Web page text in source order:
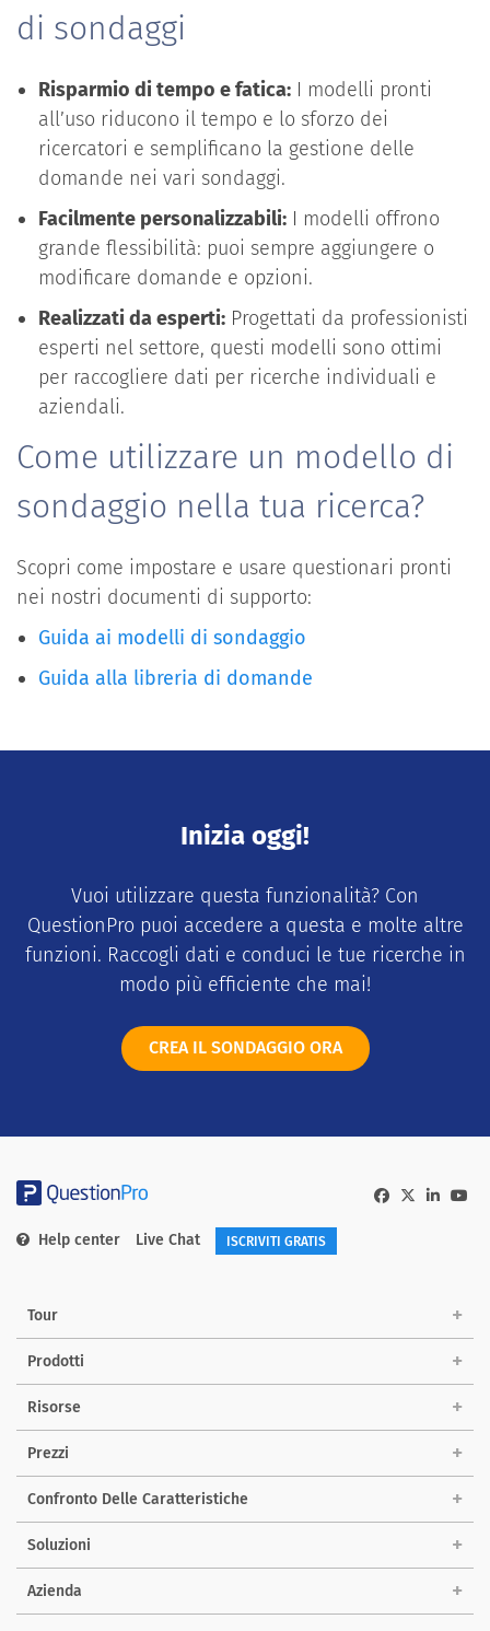
di sondaggi
Risparmio di tempo e fatica: I modelli pronti
all’uso riducono il tempo e lo sforzo dei
ricercatori e semplificano la gestione delle
domande nei vari sondaggi.
Facilmente personalizzabili: I modelli offrono
grande flessibilità: puoi sempre aggiungere o
modificare domande e opzioni.
Realizzati da esperti: Progettati da professionisti
esperti nel settore, questi modelli sono ottimi
per raccogliere dati per ricerche individuali e
aziendali.
Come utilizzare un modello di
sondaggio nella tua ricerca?
Scopri come impostare e usare questionari pronti
nei nostri documenti di supporto:
Guida ai modelli di sondaggio
Guida alla libreria di domande
Inizia oggi!
Vuoi utilizzare questa funzionalità? Con
QuestionPro puoi accedere a questa e molte altre
funzioni. Raccogli dati e conduci le tue ricerche in
modo più efficiente che mai!
CREA IL SONDAGGIO ORA
Help center Live Chat ISCRIVITI GRATIS
Tour
Prodotti
Risorse
Prezzi
Confronto Delle Caratteristiche
Soluzioni
Azienda